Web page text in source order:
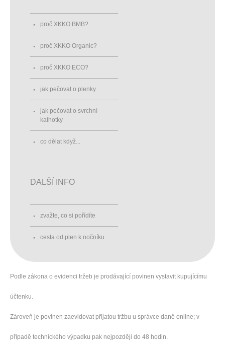
proč XKKO BMB?
proč XKKO Organic?
proč XKKO ECO?
jak pečovat o plenky
jak pečovat o svrchní
kalhotky
co dělat když...
DALŠÍ INFO
zvažte, co si pořídíte
cesta od plen k nočníku
Podle zákona o evidenci tržeb je prodávající povinen vystavit kupujícímu
účtenku.
Zároveň je povinen zaevidovat přijatou tržbu u správce daně online; v
případě technického výpadku pak nejpozději do 48 hodin.